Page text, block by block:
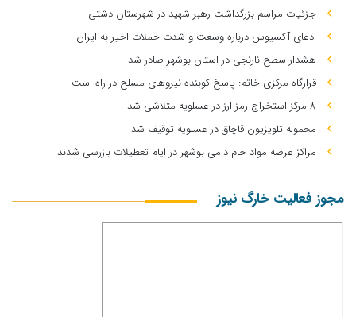
جزئیات مراسم بزرگداشت رهبر شهید در شهرستان دشتی
ادعای آکسیوس درباره وسعت و شدت حملات اخیر به ایران
هشدار سطح نارنجی در استان بوشهر صادر شد
قرارگاه مرکزی خاتم: پاسخ کوبنده نیروهای مسلح در راه است
۸ مرکز استخراج رمز ارز در عسلویه متلاشی شد
محموله تلویزیون قاچاق در عسلویه توقیف شد
مراکز عرضه مواد خام دامی بوشهر در ایام تعطیلات بازرسی شدند
مجوز فعالیت خارگ نیوز